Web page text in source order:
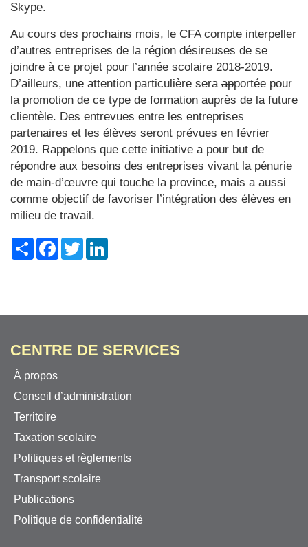
Skype.
Au cours des prochains mois, le CFA compte interpeller
d’autres entreprises de la région désireuses de se
joindre à ce projet pour l’année scolaire 2018-2019.
D’ailleurs, une attention particulière sera apportée pour
la promotion de ce type de formation auprès de la future
clientèle. Des entrevues entre les entreprises
partenaires et les élèves seront prévues en février
2019. Rappelons que cette initiative a pour but de
répondre aux besoins des entreprises vivant la pénurie
de main-d’œuvre qui touche la province, mais a aussi
comme objectif de favoriser l’intégration des élèves en
milieu de travail.
ShareFacebook
Twitter
CENTRE DE SERVICES
À propos
Conseil d’administration
Territoire
Taxation scolaire
Politiques et règlements
Transport scolaire
Publications
Politique de confidentialité